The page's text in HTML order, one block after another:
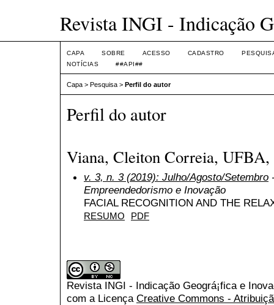
Revista INGI - Indicação
CAPA SOBRE ACESSO CADASTRO
NOTÍCIAS
##API##
Capa > Pesquisa > Perfil do autor
Perfil do autor
Viana, Cleiton Correia,
v. 3, n. 3 (2019): Julho/Agosto/Setembro
Empreendedorismo e Inovação
FACIAL RECOGNITION AND THE
RESUMO PDF
Revista INGI - Indicação Geográ¡fica e
com a Licença Creative Commons -